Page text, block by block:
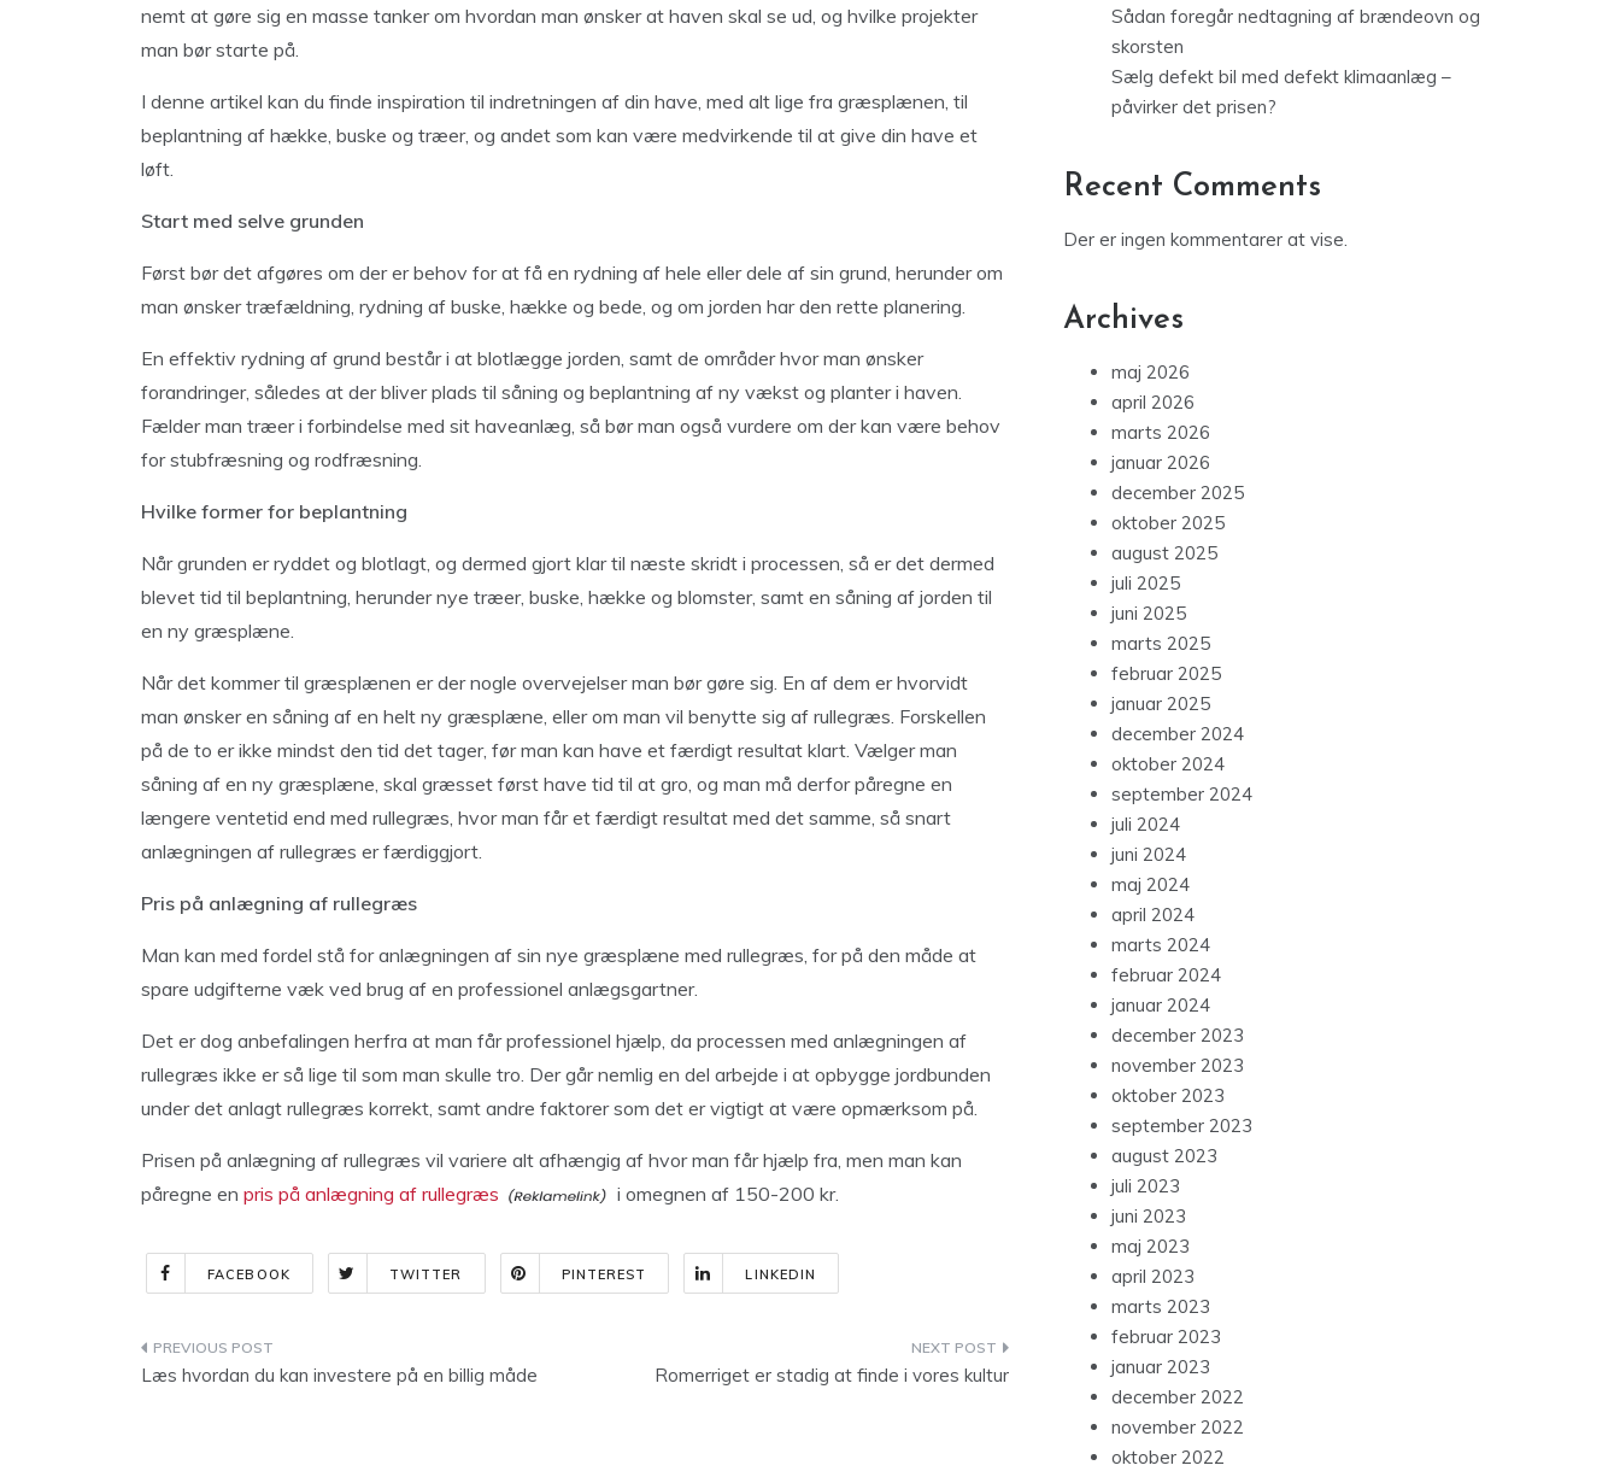
nemt at gøre sig en masse tanker om hvordan man ønsker at haven skal se ud, og hvilke projekter
man bør starte på.
I denne artikel kan du finde inspiration til indretningen af din have, med alt lige fra græsplænen, til
beplantning af hække, buske og træer, og andet som kan være medvirkende til at give din have et
løft.
Start med selve grunden
Først bør det afgøres om der er behov for at få en rydning af hele eller dele af sin grund, herunder om
man ønsker træfældning, rydning af buske, hække og bede, og om jorden har den rette planering.
En effektiv rydning af grund består i at blotlægge jorden, samt de områder hvor man ønsker
forandringer, således at der bliver plads til såning og beplantning af ny vækst og planter i haven.
Fælder man træer i forbindelse med sit haveanlæg, så bør man også vurdere om der kan være behov
for stubfræsning og rodfræsning.
Hvilke former for beplantning
Når grunden er ryddet og blotlagt, og dermed gjort klar til næste skridt i processen, så er det dermed
blevet tid til beplantning, herunder nye træer, buske, hække og blomster, samt en såning af jorden til
en ny græsplæne.
Når det kommer til græsplænen er der nogle overvejelser man bør gøre sig. En af dem er hvorvidt
man ønsker en såning af en helt ny græsplæne, eller om man vil benytte sig af rullegræs. Forskellen
på de to er ikke mindst den tid det tager, før man kan have et færdigt resultat klart. Vælger man
såning af en ny græsplæne, skal græsset først have tid til at gro, og man må derfor påregne en
længere ventetid end med rullegræs, hvor man får et færdigt resultat med det samme, så snart
anlægningen af rullegræs er færdiggjort.
Pris på anlægning af rullegræs
Man kan med fordel stå for anlægningen af sin nye græsplæne med rullegræs, for på den måde at
spare udgifterne væk ved brug af en professionel anlægsgartner.
Det er dog anbefalingen herfra at man får professionel hjælp, da processen med anlægningen af
rullegræs ikke er så lige til som man skulle tro. Der går nemlig en del arbejde i at opbygge jordbunden
under det anlagt rullegræs korrekt, samt andre faktorer som det er vigtigt at være opmærksom på.
Prisen på anlægning af rullegræs vil variere alt afhængig af hvor man får hjælp fra, men man kan
påregne en pris på anlægning af rullegræs i omegnen af 150-200 kr.
FACEBOOK TWITTER PINTEREST LINKEDIN
Indlægsnavigation
Læs hvordan du kan investere på en billig måde Romerriget er stadig at finde i vores kultur
Sådan foregår nedtagning af brændeovn og
skorsten
Sælg defekt bil med defekt klimaanlæg –
påvirker det prisen?
Recent Comments
Der er ingen kommentarer at vise.
Archives
maj 2026
april 2026
marts 2026
januar 2026
december 2025
oktober 2025
august 2025
juli 2025
juni 2025
marts 2025
februar 2025
januar 2025
december 2024
oktober 2024
september 2024
juli 2024
juni 2024
maj 2024
april 2024
marts 2024
februar 2024
januar 2024
december 2023
november 2023
oktober 2023
september 2023
august 2023
juli 2023
juni 2023
maj 2023
april 2023
marts 2023
februar 2023
januar 2023
december 2022
november 2022
oktober 2022